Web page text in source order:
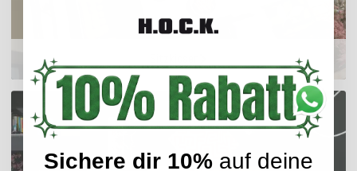
Sichere dir 10% auf deine